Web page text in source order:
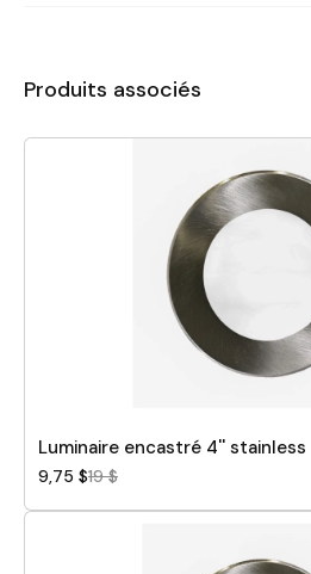
Produits associés
Luminaire encastré 4'' stainless
9,75 $19 $